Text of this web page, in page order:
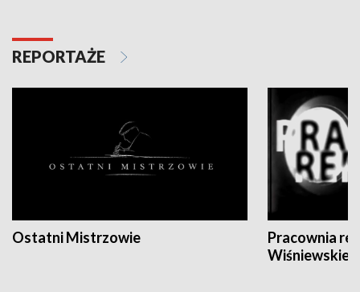
REPORTAŻE
Ostatni Mistrzowie
Pracownia